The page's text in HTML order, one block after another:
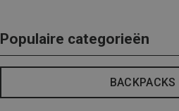
Populaire categorieën
BACKPACKS